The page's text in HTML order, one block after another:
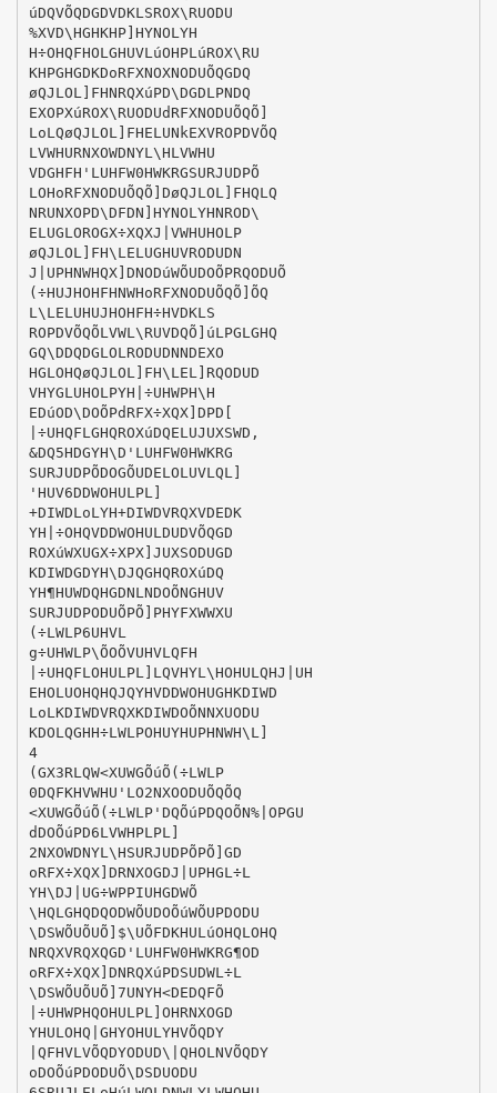
úDQVÕQDGDVDKLSROX\RUODU
%XVD\HGHKHP]HYNOLYH
H÷OHQFHOLGHUVLúOHPLúROX\RU
KHPGHGDKDoRFXNOXNODUÕQGDQ
øQJLOL]FHNRQXúPD\DGDLPNDQ
EXOPXúROX\RUODUdRFXNODUÕQÕ]
LoLQøQJLOL]FHELUNkEXVROPDVÕQ
LVWHURNXOWDNYL\HLVWHU
VDGHFH'LUHFW0HWKRGSURJUDPÕ
LOHoRFXNODUÕQÕ]DøQJLOL]FHQLQ
NRUNXOPD\DFDN]HYNOLYHNROD\
ELUGLOROGX÷XQXJ|VWHUHOLP
øQJLOL]FH\LELUGHUVRODUDN
J|UPHNWHQX]DNODúWÕUDOÕPRQODUÕ
(÷HUJHOHFHNWHoRFXNODUÕQÕ]ÕQ
L\LELUHUJHOHFH÷HVDKLS
ROPDVÕQÕLVWL\RUVDQÕ]úLPGLGHQ
GQ\DDQDGLOLRODUDNNDEXO
HGLOHQøQJLOL]FH\LEL]RQODUD
VHYGLUHOLPYH|÷UHWPH\H
EDúOD\DOÕPdRFX÷XQX]DPD[
|÷UHQFLGHQROXúDQELUJUXSWD,
&DQ5HDGYH\D'LUHFW0HWKRG
SURJUDPÕDOGÕUDELOLUVLQL]
'HUV6DDWOHULPL]
+DIWDLoLYH+DIWDVRQXVDEDK
YH|÷OHQVDDWOHULDUDVÕQGD
ROXúWXUGX÷XPX]JUXSODUGD
KDIWDGDYH\DJQGHQROXúDQ
YH¶HUWDQHGDNLNDOÕNGHUV
SURJUDPODUÕPÕ]PHYFXWWXU
(÷LWLP6UHVL
g÷UHWLP\ÕOÕVUHVLQFH
|÷UHQFLOHULPL]LQVHYL\HOHULQHJ|UH
EHOLUOHQHQJQYHVDDWOHUGHKDIWD
LoLKDIWDVRQXKDIWDOÕNNXUODU
KDOLQGHH÷LWLPOHUYHUPHNWH\L]
4
(GX3RLQW<XUWGÕúÕ(÷LWLP
0DQFKHVWHU'LO2NXOODUÕQÕQ
<XUWGÕúÕ(÷LWLP'DQÕúPDQOÕN%|OPGU
dDOÕúPD6LVWHPLPL]
2NXOWDNYL\HSURJUDPÕPÕ]GD
oRFX÷XQX]DRNXOGDJ|UPHGL÷L
YH\DJ|UG÷WPPIUHGDWÕ
\HQLGHQDQODWÕUDOÕúWÕUPDODU
\DSWÕUÕUÕ]$\UÕFDKHULúOHQLOHQ
NRQXVRQXQGD'LUHFW0HWKRG¶OD
oRFX÷XQX]DNRQXúPDSUDWL÷L
\DSWÕUÕUÕ]7UNYH<DEDQFÕ
|÷UHWPHQOHULPL]OHRNXOGD
YHULOHQ|GHYOHULYHVÕQDY
|QFHVLVÕQDYODUD\|QHOLNVÕQDY
oDOÕúPDODUÕ\DSDUODU